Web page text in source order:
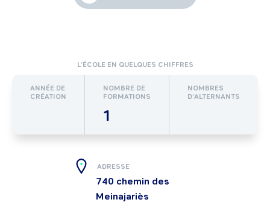
L’ÉCOLE EN QUELQUES CHIFFRES
ANNÉE DE
CRÉATION
NOMBRE DE
FORMATIONS
1
NOMBRES
D’ALTERNANTS
ADRESSE
740 chemin des
Meinajariès